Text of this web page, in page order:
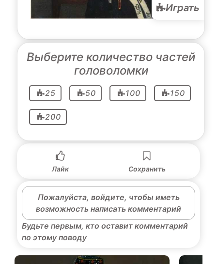
Играть
Выберите количество частей
головоломки
25 50 100 150
200
Лайк Сохранить
Пожалуйста, войдите, чтобы иметь
возможность написать комментарий
Будьте первым, кто оставит комментарий
по этому поводу